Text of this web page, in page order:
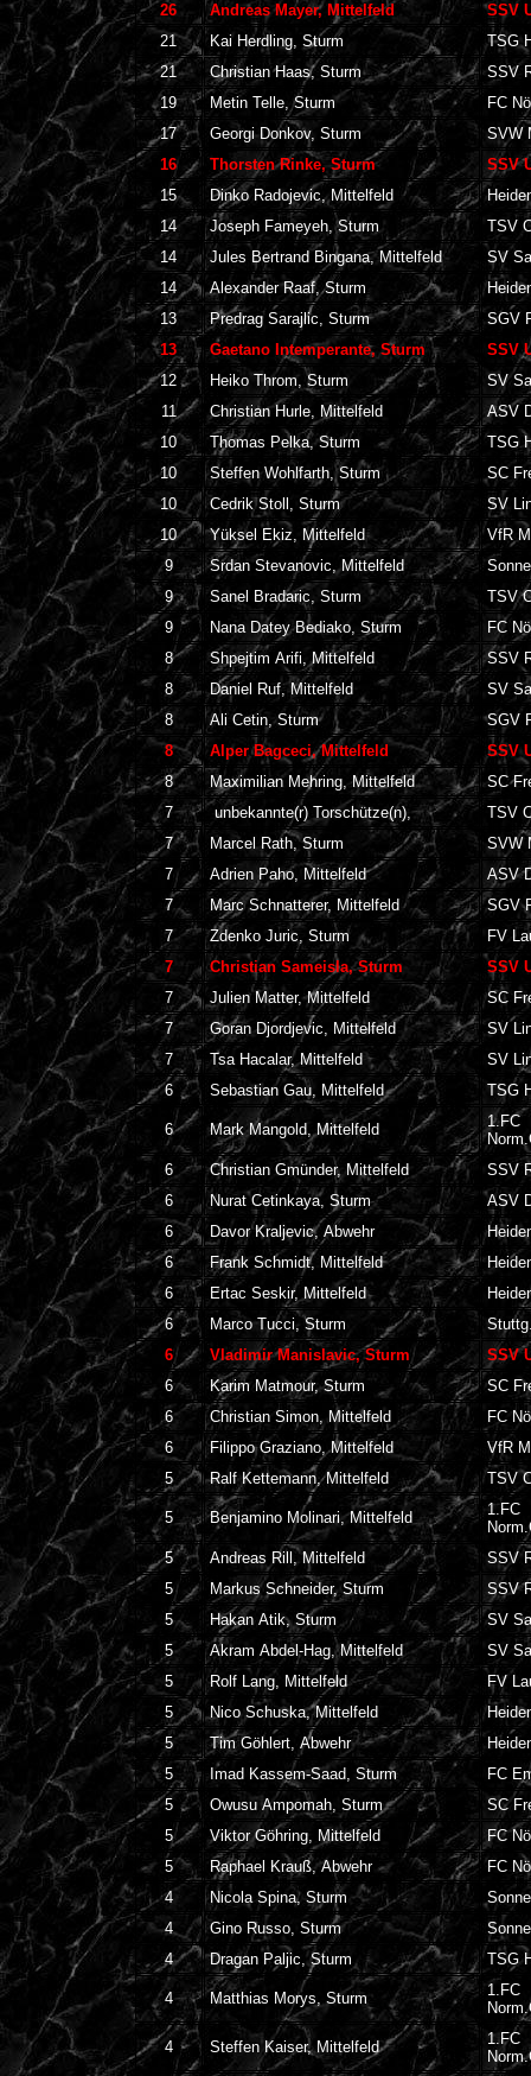
26
Andreas Mayer, Mittelfeld
SSV
21
Kai Herdling, Sturm
TSG
21
Christian Haas, Sturm
SSV
19
Metin Telle, Sturm
FC
17
Georgi Donkov, Sturm
SVW
16
Thorsten Rinke, Sturm
SSV
15
Dinko Radojevic, Mittelfeld
14
Joseph Fameyeh, Sturm
TSV
14
Jules Bertrand Bingana, Mittelfeld
SV
14
Alexander Raaf, Sturm
13
Predrag Sarajlic, Sturm
SGV
13
Gaetano Intemperante, Sturm
SSV
12
Heiko Throm, Sturm
SV
11
Christian Hurle, Mittelfeld
ASV
10
Thomas Pelka, Sturm
TSG
10
Steffen Wohlfarth, Sturm
SC
10
Cedrik Stoll, Sturm
SV
10
Yüksel Ekiz, Mittelfeld
VfR
9
Srdan Stevanovic, Mittelfeld
9
Sanel Bradaric, Sturm
TSV
9
Nana Datey Bediako, Sturm
FC
8
Shpejtim Arifi, Mittelfeld
SSV
8
Daniel Ruf, Mittelfeld
SV
8
Ali Cetin, Sturm
SGV
8
Alper Bagceci, Mittelfeld
SSV
8
Maximilian Mehring, Mittelfeld
SC
7
unbekannte(r) Torschütze(n),
TSV
7
Marcel Rath, Sturm
SVW
7
Adrien Paho, Mittelfeld
ASV
7
Marc Schnatterer, Mittelfeld
SGV
7
Zdenko Juric, Sturm
FV
7
Christian Sameisla, Sturm
SSV
7
Julien Matter, Mittelfeld
SC
7
Goran Djordjevic, Mittelfeld
SV
7
Tsa Hacalar, Mittelfeld
SV
6
Sebastian Gau, Mittelfeld TSG
6 Mark Mangold, Mittelfeld
1.FC
6
Christian Gmünder, Mittelfeld
SSV
6
Nurat Cetinkaya, Sturm
ASV
6
Davor Kraljevic, Abwehr
6
Frank Schmidt, Mittelfeld
6
Ertac Seskir, Mittelfeld
6
Marco Tucci, Sturm
6
Vladimir Manislavic, Sturm
SSV
6
Karim Matmour, Sturm
SC
6
Christian Simon, Mittelfeld
FC
6
Filippo Graziano, Mittelfeld
VfR
5
Ralf Kettemann, Mittelfeld TSV
5 Benjamino Molinari, Mittelfeld
1.FC
5
Andreas Rill, Mittelfeld
SSV
5
Markus Schneider, Sturm
SSV
5
Hakan Atik, Sturm
SV
5
Akram Abdel-Hag, Mittelfeld
SV
5
Rolf Lang, Mittelfeld
FV
5
Nico Schuska, Mittelfeld
5
Tim Göhlert, Abwehr
5
Imad Kassem-Saad, Sturm
FC
5
Owusu Ampomah, Sturm
SC
5
Viktor Göhring, Mittelfeld
FC
5
Raphael Krauß, Abwehr
FC
4
Nicola Spina, Sturm
4
Gino Russo, Sturm
4
Dragan Paljic, Sturm TSG
4 Matthias Morys, Sturm
1.FC
4 Steffen Kaiser, Mittelfeld
1.FC